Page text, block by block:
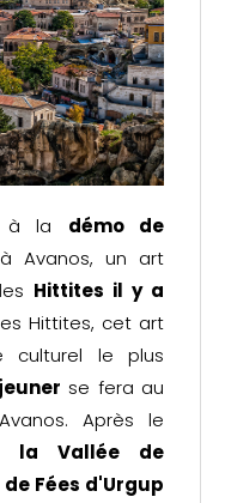
à la démo de
à Avanos, un art
Hittites il y a
Hittites, cet art
culturel le plus
se fera au
Après le
la Vallée de
Fées d'Urgup